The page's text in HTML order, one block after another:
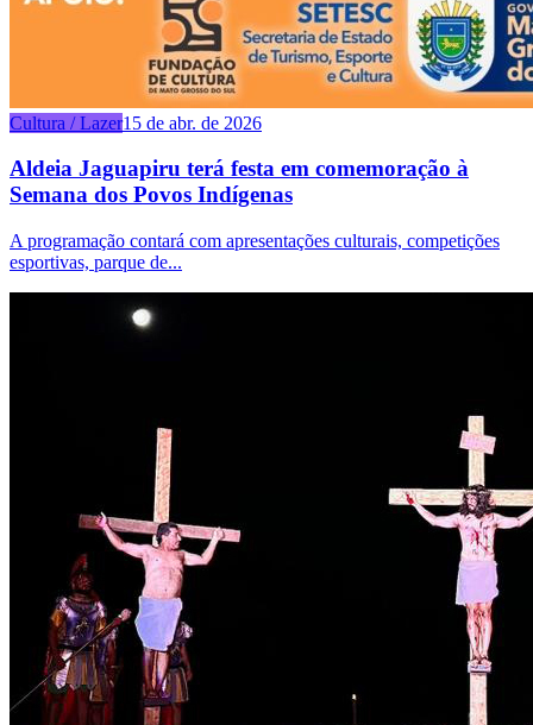
Cultura / Lazer15 de abr. de 2026
Aldeia Jaguapiru terá festa em comemoração à
Semana dos Povos Indígenas
A programação contará com apresentações culturais, competições
esportivas, parque de...